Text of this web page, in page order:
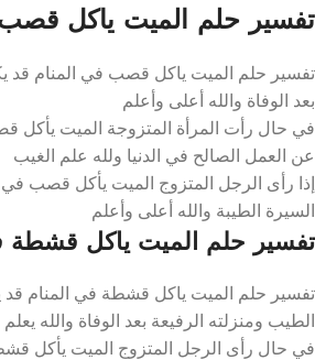
تفسير حلم الميت ياكل
تفسير حلم الميت ياكل قصب في المنام قد
بعد الوفاة والله أعلى وأعلم
في حال رأت المرأة المتزوجة الميت يأكل
عن العمل الصالح في الدنيا ولله علم الغيب
إذا رأى الرجل المتزوج الميت يأكل قصب في
السيرة الطيبة والله أعلى وأعلم
تفسير حلم الميت ياكل قشطة
تفسير حلم الميت ياكل قشطة في المنام
الطيب ومنزلته الرفيعة بعد الوفاة والله
في حال رأى الرجل المتزوج الميت يأكل